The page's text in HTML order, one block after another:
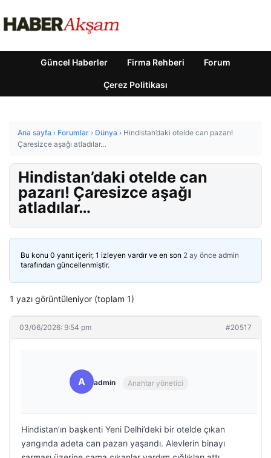
Güncel Haberler Firma Rehberi Forum
Çerez Politikası
Ana sayfa › Forumlar › Dünya › Hindistan’daki otelde can pazarı!
Çaresizce aşağı atladılar…
Hindistan’daki otelde can
pazarı! Çaresizce aşağı
atladılar…
Bu konu 0 yanıt içerir, 1 izleyen vardır ve en son 2 ay önce admin
tarafından güncellenmiştir.
1 yazı görüntüleniyor (toplam 1)
03/06/2026: 9:54 pm #20517
A admin Anahtar yönetici
Hindistan’ın başkenti Yeni Delhi’deki bir otelde çıkan
yangında adeta can pazarı yaşandı. Alevlerin binayı